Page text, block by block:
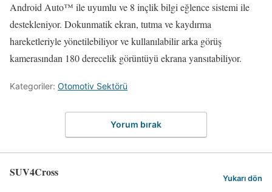
Android Auto™ ile uyumlu ve 8 inçlik bilgi eğlence sistemi ile
destekleniyor. Dokunmatik ekran, tutma ve kaydırma
hareketleriyle yönetilebiliyor ve kullanılabilir arka görüş
kamerasından 180 derecelik görüntüyü ekrana yansıtabiliyor.
Kategoriler: Otomotiv Sektörü
Yorum bırak
SUV4Cross Yukarı dön